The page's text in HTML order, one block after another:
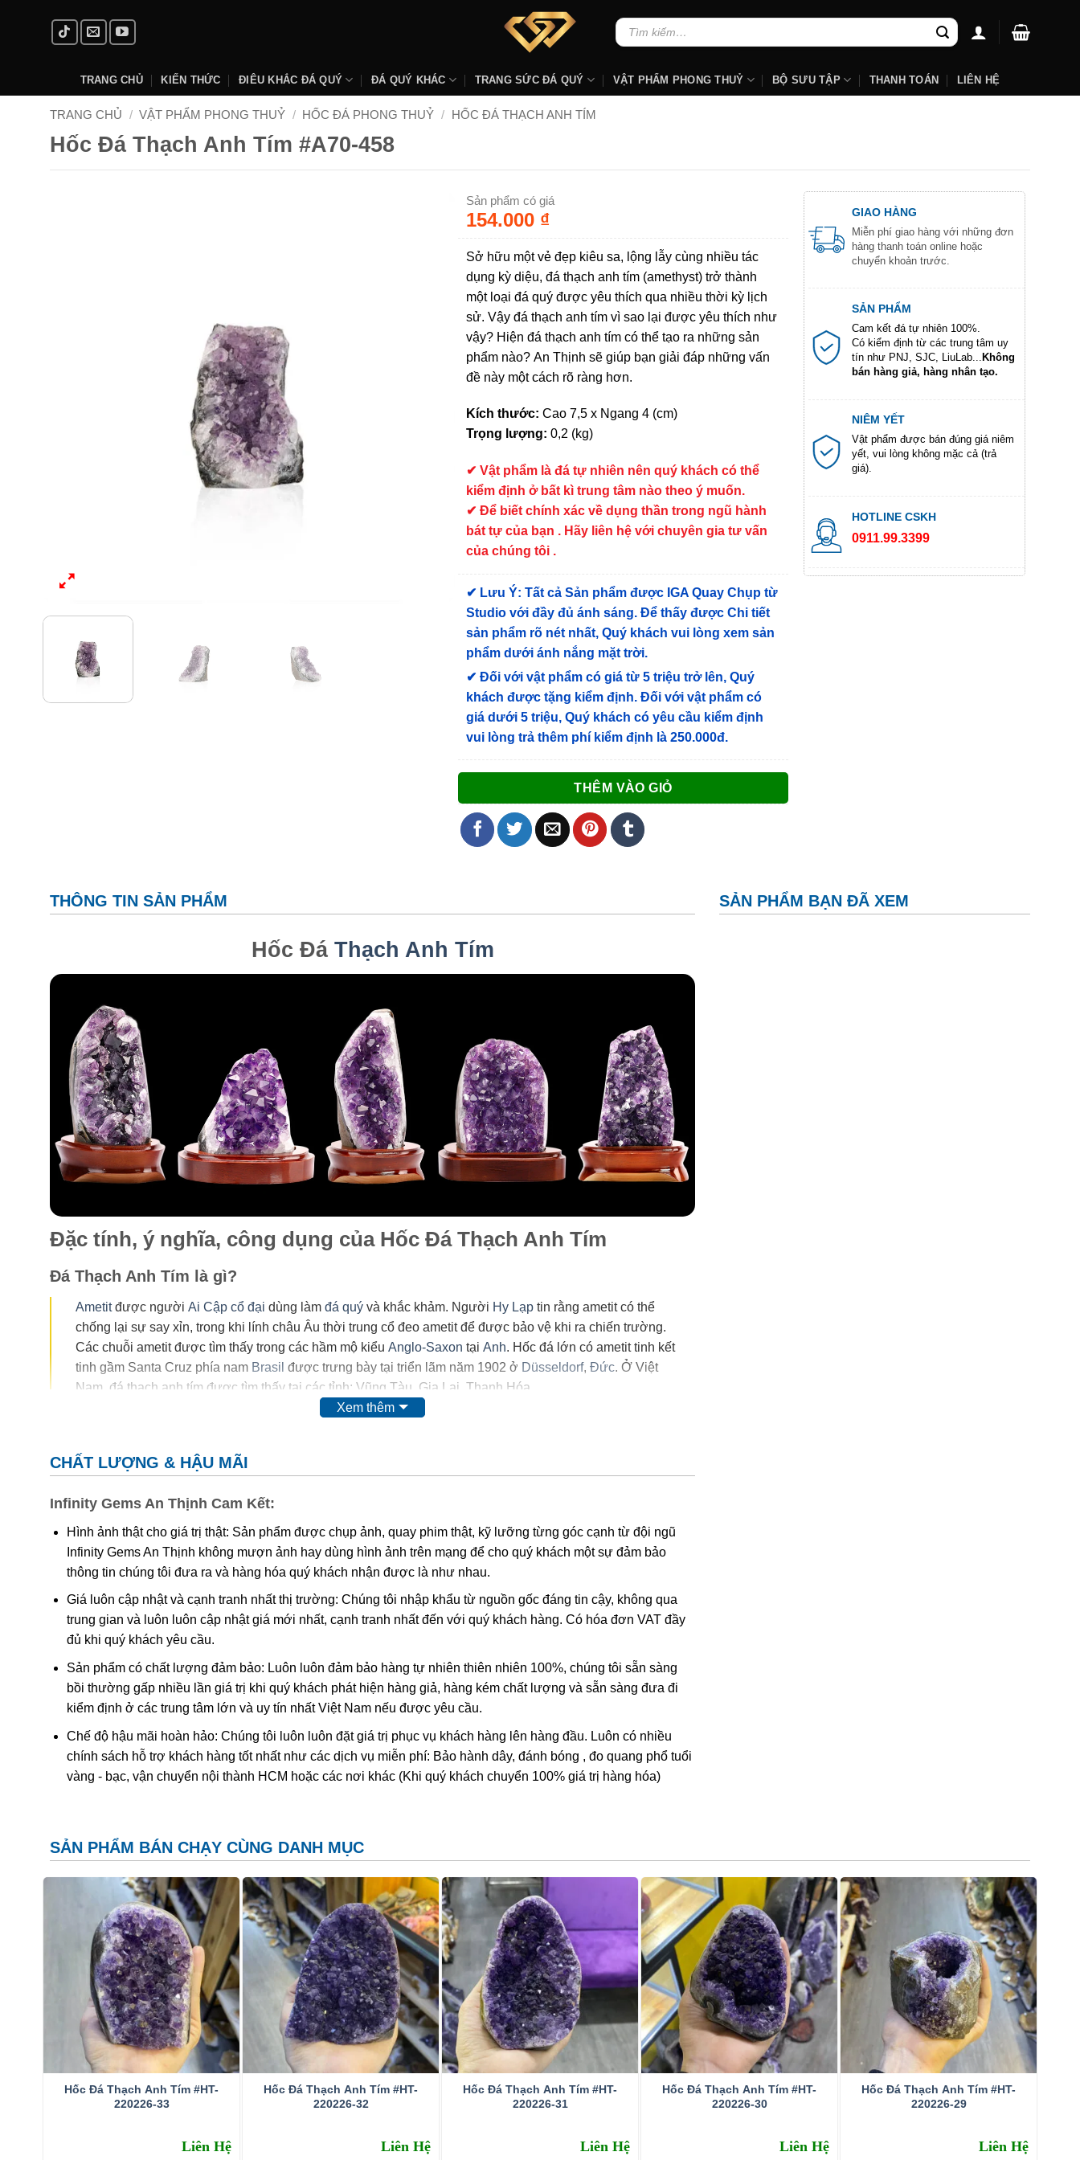
Tìm
kiếm:
TRANG CHỦ KIẾN THỨC ĐIÊU KHẮC ĐÁ QUÝ ĐÁ QUÝ KHÁC TRANG SỨC ĐÁ QUÝ VẬT PHẨM PHONG THUỶ BỘ SƯU TẬP THANH TOÁN LIÊN HỆ
TRANG CHỦ / VẬT PHẨM PHONG THUỶ / HỐC ĐÁ PHONG THUỶ / HỐC ĐÁ THẠCH ANH TÍM
Hốc Đá Thạch Anh Tím #A70-458
Sản phẩm có giá
154.000 ₫
Sở hữu một vẻ đẹp kiêu sa, lộng lẫy cùng nhiều tác
dụng kỳ diệu, đá thạch anh tím (amethyst) trở thành
một loại đá quý được yêu thích qua nhiều thời kỳ lịch
sử. Vậy đá thạch anh tím vì sao lại được yêu thích như
vậy? Hiện đá thạch anh tím có thể tạo ra những sản
phẩm nào? An Thịnh sẽ giúp bạn giải đáp những vấn
đề này một cách rõ ràng hơn.
Kích thước:Cao 7,5 x Ngang 4 (cm)
Trọng lượng: 0,2 (kg)
✔ Vật phẩm là đá tự nhiên nên quý khách có thể
kiểm định ở bất kì trung tâm nào theo ý muốn.
✔ Để biết chính xác về dụng thần trong ngũ hành
bát tự của bạn . Hãy liên hệ với chuyên gia tư vấn
của chúng tôi .
✔ Lưu Ý: Tất cả Sản phẩm được IGA Quay Chụp từ
Studio với đầy đủ ánh sáng. Để thấy được Chi tiết
sản phẩm rõ nét nhất, Quý khách vui lòng xem sản
phẩm dưới ánh nắng mặt trời.
✔Đối với vật phẩm có giá từ 5 triệu trở lên, Quý
khách được tặng kiểm định. Đối với vật phẩm có
giá dưới 5 triệu, Quý khách có yêu cầu kiểm định
vui lòng trả thêm phí kiểm định là 250.000đ.
THÊM VÀO GIỎ
GIAO HÀNG
Miễn phí giao hàng với những đơn
hàng thanh toán online hoặc
chuyển khoản trước.
SẢN PHẨM
Cam kết đá tự nhiên 100%.
Có kiểm định từ các trung tâm uy
tín như PNJ, SJC, LiuLab...
Không
bán hàng giả, hàng nhân tạo.
NIÊM YẾT
Vật phẩm được bán đúng giá niêm
yết, vui lòng không mặc cả (trả
giá).
HOTLINE CSKH
0911.99.3399
THÔNG TIN SẢN PHẨM
Hốc Đá Thạch Anh Tím
Đặc tính, ý nghĩa, công dụng của Hốc Đá Thạch Anh Tím
Đá Thạch Anh Tím là gì?
Ametitđược người Ai Cập cổ đại dùng làm đá quý và khắc khảm. Người Hy Lạp tin rằng ametit có thể
chống lại sự say xỉn, trong khi lính châu Âu thời trung cổ đeo ametit để được bảo vệ khi ra chiến trường.
Các chuỗi ametit được tìm thấy trong các hầm mộ kiểu Anglo-Saxon tại Anh. Hốc đá lớn có ametit tinh kết
tinh gầm Santa Cruz phía nam Brasil được trưng bày tại triển lãm năm 1902 ở Düsseldorf, Đức. Ở Việt
Nam, đá thạch anh tím được tìm thấy tại các tỉnh: Vũng Tàu, Gia Lai, Thanh Hóa.
cơ.Thyocyanat sắt IIIđược cho là có mặt trong ametit và
Các công trình gần đây cho thấy màu của ametit là do có lẫn tạp chất
tương tác phức tạp của sắt vànhôm sẽ tạo nên màu.
Khi nung nóng ametit thường chuyển thành màu vàng , và hầu hết , cairngorm của ngành kim hoàn đá quý
được coi đơn giản chỉ là “ametit được gia nhiệt”. Thạch anh ametit có xu hướng bị mất màu khi bị lộ ra mặt đất.
Ametit tổng hợp rất giống với ametit chất lượng cao. Các đặc điểm hóa học và vật lý đều rất giống với ametit tự
nhiên nên rất khó phân biệt một cách chính xác trừ khi dùng những thử nghiệm đá quý học cao cấp tốn kém. Thử
nghiệm dựa trên quy luật sinh đôi tên “Brazil law twinning” (một dạng của thạch anh sinh đôi, khi đó cấu trúc
thạch anh phải và trái được liên kết tạo thành một tinh thể duy nhấtđược sử dụng để xác định ametit tổng hợp sẽ
dễ dàng hơn. Tuy nhiên về mặc lý thuyết, người ta có thể tạo ra vật liệu tổng hợp này nhưng khó mà tạo ra được
Xem thêm
CHẤT LƯỢNG & HẬU MÃI
Infinity Gems An Thịnh Cam Kết:
Hình ảnh thật cho giá trị thật: Sản phẩm được chụp ảnh, quay phim thật, kỹ lưỡng từng góc cạnh từ đội ngũ
Infinity Gems An Thịnh không mượn ảnh hay dùng hình ảnh trên mạng để cho quý khách một sự đảm bảo
thông tin chúng tôi đưa ra và hàng hóa quý khách nhận được là như nhau.
Giá luôn cập nhật và cạnh tranh nhất thị trường: Chúng tôi nhập khẩu từ nguồn gốc đáng tin cậy, không qua
trung gian và luôn luôn cập nhật giá mới nhất, cạnh tranh nhất đến với quý khách hàng. Có hóa đơn VAT đầy
đủ khi quý khách yêu cầu.
Sản phẩm có chất lượng đảm bảo: Luôn luôn đảm bảo hàng tự nhiên thiên nhiên 100%, chúng tôi sẵn sàng
bồi thường gấp nhiều lần giá trị khi quý khách phát hiện hàng giả, hàng kém chất lượng và sẵn sàng đưa đi
kiểm định ở các trung tâm lớn và uy tín nhất Việt Nam nếu được yêu cầu.
Chế độ hậu mãi hoàn hảo: Chúng tôi luôn luôn đặt giá trị phục vụ khách hàng lên hàng đầu. Luôn có nhiều
chính sách hỗ trợ khách hàng tốt nhất như các dịch vụ miễn phí: Bảo hành dây, đánh bóng , đo quang phổ tuổi
vàng - bạc, vận chuyển nội thành HCM hoặc các nơi khác (Khi quý khách chuyển 100% giá trị hàng hóa)
SẢN PHẨM BẠN ĐÃ XEM
SẢN PHẨM BÁN CHẠY CÙNG DANH MỤC
Hốc Đá Thạch Anh Tím #HT-
220226-33
Liên Hệ
Hốc Đá Thạch Anh Tím #HT-
220226-32
Liên Hệ
Hốc Đá Thạch Anh Tím #HT-
220226-31
Liên Hệ
Hốc Đá Thạch Anh Tím #HT-
220226-30
Liên Hệ
Hốc Đá Thạch Anh Tím #HT-
220226-29
Liên Hệ